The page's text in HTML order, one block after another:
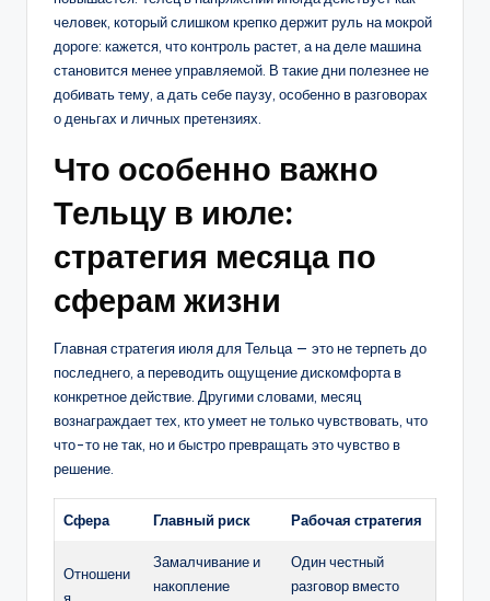
человек, который слишком крепко держит руль на мокрой
дороге: кажется, что контроль растет, а на деле машина
становится менее управляемой. В такие дни полезнее не
добивать тему, а дать себе паузу, особенно в разговорах
о деньгах и личных претензиях.
Что особенно важно
Тельцу в июле:
стратегия месяца по
сферам жизни
Главная стратегия июля для Тельца — это не терпеть до
последнего, а переводить ощущение дискомфорта в
конкретное действие. Другими словами, месяц
вознаграждает тех, кто умеет не только чувствовать, что
что-то не так, но и быстро превращать это чувство в
решение.
Сфера Главный риск Рабочая стратегия
Отношени
я
Замалчивание и
накопление
Один честный
разговор вместо